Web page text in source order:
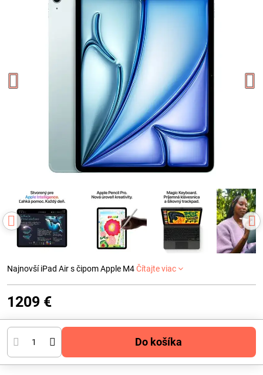
Najnovší iPad Air s čipom Apple M4Čítajte viac
1209 €
Do košíka